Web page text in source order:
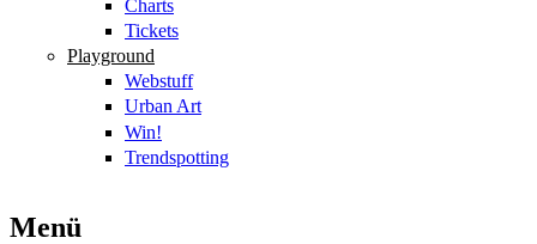
Charts
Tickets
Playground
Webstuff
Urban Art
Win!
Trendspotting
Menü